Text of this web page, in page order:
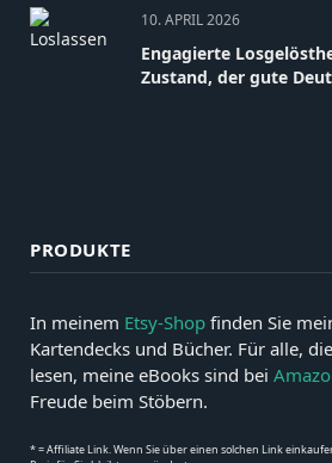
10. APRIL 2026
Engagierte
Zustand, der gute
PRODUKTE
In meinem Etsy-Shop finden Sie
Kartendecks und Bücher. Für alle,
lesen, meine eBooks sind bei
Freude beim Stöbern.
* = Affiliate Link. Wenn Sie über einen solchen Link